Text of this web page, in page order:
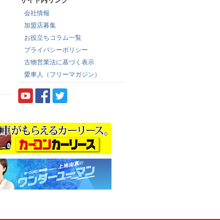
会社情報
加盟店募集
お役立ちコラム一覧
プライバシーポリシー
古物営業法に基づく表示
愛車人（フリーマガジン）